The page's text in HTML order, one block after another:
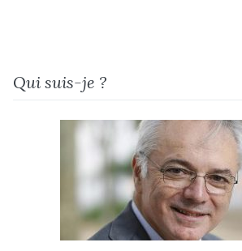
Qui suis-je ?